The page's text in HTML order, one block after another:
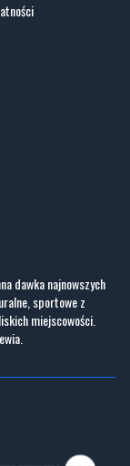
dawka najnowszych
sportowe z
miejscowości.